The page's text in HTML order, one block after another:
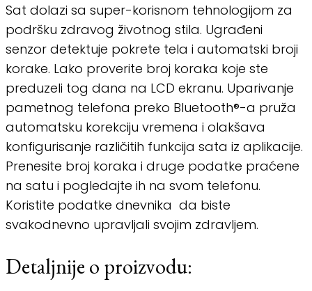
Sat dolazi sa super-korisnom tehnologijom za
podršku zdravog životnog stila. Ugrađeni
senzor detektuje pokrete tela i automatski broji
korake. Lako proverite broj koraka koje ste
preduzeli tog dana na LCD ekranu. Uparivanje
pametnog telefona preko Bluetooth®-a pruža
automatsku korekciju vremena i olakšava
konfigurisanje različitih funkcija sata iz aplikacije.
Prenesite broj koraka i druge podatke praćene
na satu i pogledajte ih na svom telefonu.
Koristite podatke dnevnika da biste
svakodnevno upravljali svojim zdravljem.
Detaljnije o proizvodu: